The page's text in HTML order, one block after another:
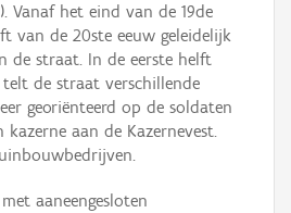
Vanaf het eind van de 19de
van de 20ste eeuw geleidelijk
de straat. In de eerste helft
de straat verschillende
georiënteerd op de soldaten
kazerne aan de Kazernevest.
aaneengesloten